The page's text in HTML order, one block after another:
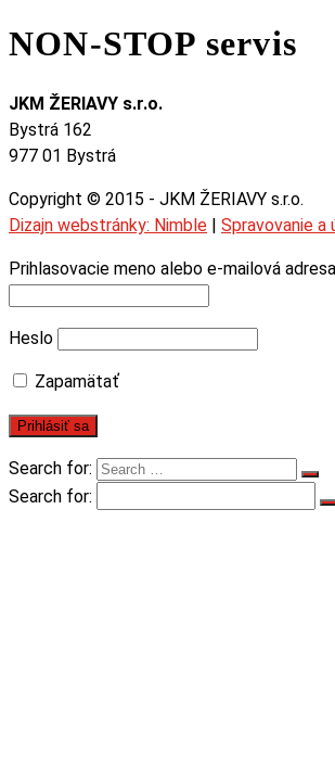
NON-STOP servis
JKM ŽERIAVY s.r.o.
Bystrá 162
977 01 Bystrá
Copyright © 2015 - JKM ŽERIAVY s.r.o.
Dizajn webstránky: Nimble
Spravovanie a
Prihlasovacie meno alebo e-mailová adresa
Heslo
Zapamätať
Search for:
Search for: